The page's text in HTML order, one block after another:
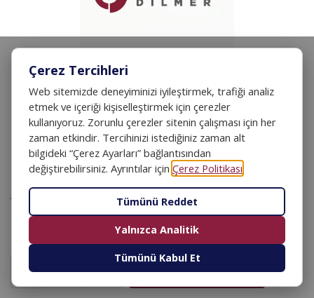
Uygulamalı Bilgisayar
Ağları Yönetimi
10.000,00
SEPETE EKLE
Çerez Tercihleri
Web sitemizde deneyiminizi iyileştirmek, trafiği analiz
etmek ve içeriği kişiselleştirmek için çerezler
kullanıyoruz. Zorunlu çerezler sitenin çalışması için her
zaman etkindir. Tercihinizi istediğiniz zaman alt
bilgideki “Çerez Ayarları” bağlantısından
değiştirebilirsiniz. Ayrıntılar için Çerez Politikası
Tümünü Reddet
Yalnızca Analitik
Tümünü Kabul Et